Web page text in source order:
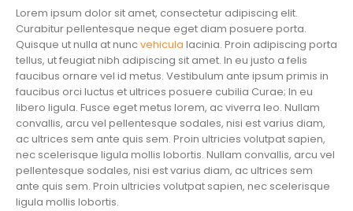
Lorem ipsum dolor sit amet, consectetur adipiscing elit.
Curabitur pellentesque neque eget diam posuere porta.
Quisque ut nulla at nuncvehicula lacinia. Proin adipiscing porta
tellus, ut feugiat nibh adipiscing sit amet. In eu justo a felis
faucibus ornare vel id metus. Vestibulum ante ipsum primis in
faucibus orci luctus et ultrices posuere cubilia Curae; In eu
libero ligula. Fusce eget metus lorem, ac viverra leo. Nullam
convallis, arcu vel pellentesque sodales, nisi est varius diam,
ac ultrices sem ante quis sem. Proin ultricies volutpat sapien,
nec scelerisque ligula mollis lobortis. Nullam convallis, arcu vel
pellentesque sodales, nisi est varius diam, ac ultrices sem
ante quis sem. Proin ultricies volutpat sapien, nec scelerisque
ligula mollis lobortis.